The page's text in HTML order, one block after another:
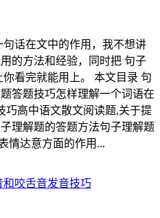
话在文中的作用，我不想讲
的方法和经验，同时把 句子
看完就能用上。 本文目录 句
答题技巧怎样理解一个词语在
巧高中语文散文阅读题,关于提
理解题的答题方法句子理解题
情达意方面的作用...